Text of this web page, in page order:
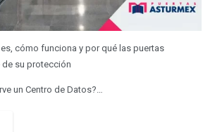
cómo funciona y por qué las puertas
su protección
un Centro de Datos?…